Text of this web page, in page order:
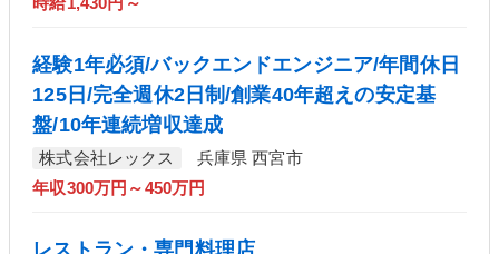
経験1年必須/バックエンドエンジニア/年間休日
125日/完全週休2日制/創業40年超えの安定基
盤/10年連続増収達成
株式会社レックス
兵庫県 西宮市
年収300万円～450万円